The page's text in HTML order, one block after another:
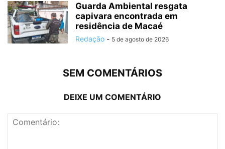
Guarda Ambiental resgata
capivara encontrada em
residência de Macaé
Redação - 5 de agosto de 2026
SEM COMENTÁRIOS
DEIXE UM COMENTÁRIO